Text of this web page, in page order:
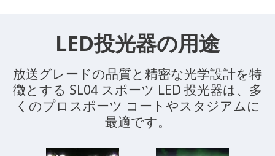
LED投光器の用途
放送グレードの品質と精密な光学設計を特
徴とする SL04 スポーツ LED 投光器は、多
くのプロスポーツ コートやスタジアムに
最適です。